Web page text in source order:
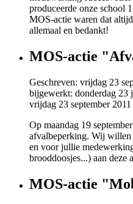
produceerde onze school
MOS-actie waren dat
allemaal en bedankt!
MOS-actie
Geschreven: vrijdag 23
bijgewerkt: donderdag 23
vrijdag 23 september
Op maandag 19
afvalbeperking. Wij willen
en voor jullie
brooddoosjes...) aan deze
MOS-actie